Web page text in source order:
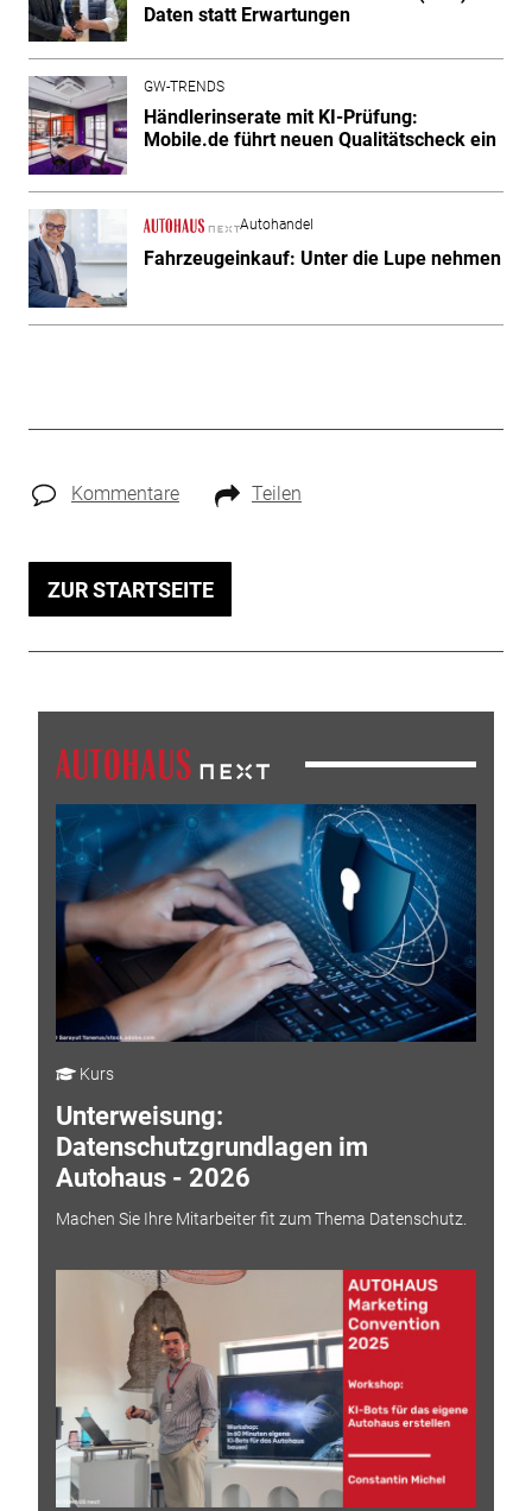
Daten statt Erwartungen
GW-TRENDS
Händlerinserate mit KI-Prüfung:
Mobile.de führt neuen Qualitätscheck ein
Autohandel
Fahrzeugeinkauf: Unter die Lupe nehmen
Kommentare Teilen
ZUR STARTSEITE
Kurs
Unterweisung:
Datenschutzgrundlagen im
Autohaus - 2026
Machen Sie Ihre Mitarbeiter fit zum Thema Datenschutz.